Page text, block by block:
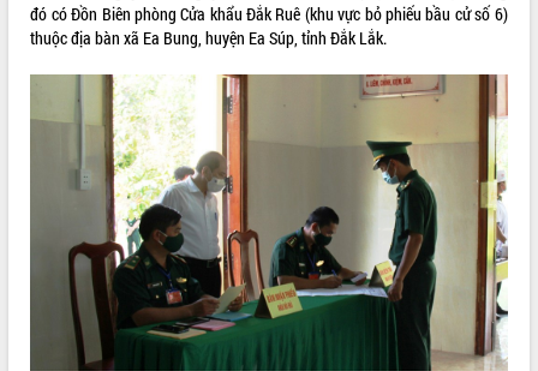
Lễ truy tặng danh hiệu “Bà Mẹ Việt
Nam Anh hùng” và trao Huân chương
Lao động
UBND tỉnh Đắk Lắk triển khai nhiệm
vụ 6 tháng cuối năm 2026
Kỳ họp thứ Hai, Hội đồng nhân dân
tỉnh khóa XI quyết nghị nhiều nội dung
Bí thư Tỉnh ủy Lương Nguyễn Minh
Triết thăm, tặng quà người có công với
cách mạng
Rà soát, hoàn thiện hệ thống thiết chế
văn hóa, thể thao đáp ứng yêu cầu
phát triển mới
ALBUM ẢNH
LIÊN KẾT WEB
đó có Đồn Biên phòng Cửa khẩu Đắk Ruê (khu vực bỏ phiếu bầu cử số 6)
thuộc địa bàn xã Ea Bung, huyện Ea Súp, tỉnh Đắk Lắk.